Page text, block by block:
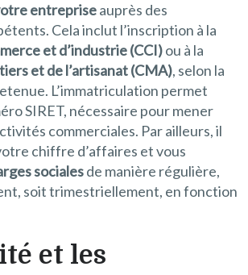
entrepriseauprès des
Cela inclut l’inscription à la
et d’industrie (CCI)ou à la
et de l’artisanat (CMA), selon la
L’immatriculation permet
SIRET, nécessaire pour mener
commerciales. Par ailleurs, il
chiffre d’affaires et vous
socialesde manière régulière,
soit trimestriellement, en fonction
et les